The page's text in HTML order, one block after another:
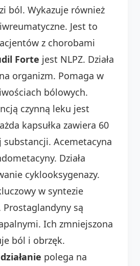
ból. Wykazuje również
Jest to
z chorobami
Forte jest NLPZ. Działa
organizm. Pomaga w
bólowych.
czynną leku jest
kapsułka zawiera 60
Acemetacyna
Działa
cyklooksygenazy.
w syntezie
są
Ich zmniejszona
ból i obrzęk.
polega na